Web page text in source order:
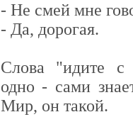
- Не смей мне
- Да, дорогая.
Слова "идите с
одно - сами
Мир, он такой.